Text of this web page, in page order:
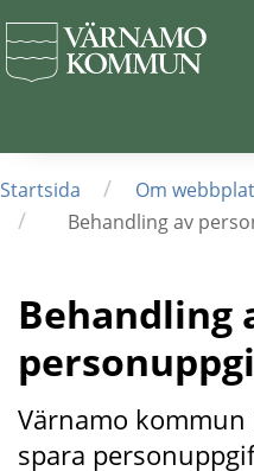
Startsida / Om
/ Behandling av
Behandling
Värnamo
spara